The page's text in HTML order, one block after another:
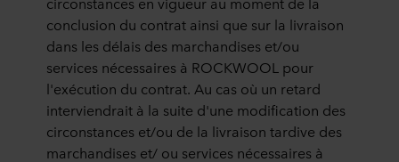
conclusion du contrat ainsi que sur la livraison
dans les délais des marchandises et/ou
services nécessaires à ROCKWOOL pour
l'exécution du contrat. Au cas où un retard
interviendrait à la suite d'une modification des
circonstances et/ou de la livraison tardive des
marchandises et/ ou services nécessaires à